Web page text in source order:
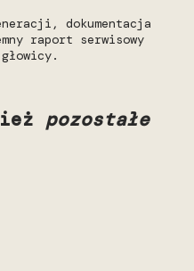
dokumentacja
raport serwisowy
pozostałe